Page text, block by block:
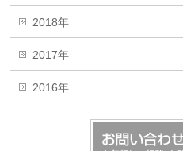
2018年
2017年
2016年